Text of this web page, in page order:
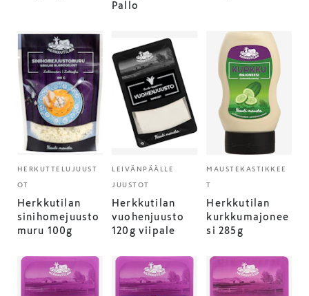
Pallo
HERKUTTELUJUUST
OT
Herkkutilan
sinihomejuusto
muru 100g
LEIVÄNPÄÄLLE
JUUSTOT
Herkkutilan
vuohenjuusto
120g viipale
MAUSTEKASTIKKEE
T
Herkkutilan
kurkkumajonee
si 285g